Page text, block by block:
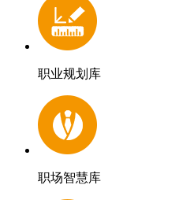
职业规划库
职场智慧库